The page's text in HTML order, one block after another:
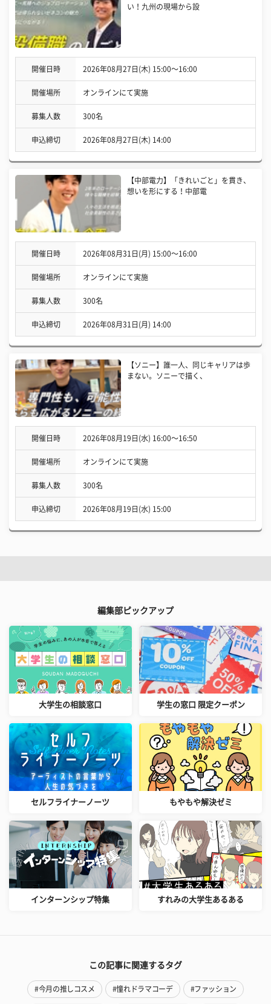
い！九州の現場から設
開催日時 2026年08月27日(木) 15:00〜16:00
開催場所 オンラインにて実施
募集人数 300名
申込締切 2026年08月27日(木) 14:00
【中部電力】「きれいごと」を貫き、
想いを形にする！中部電
開催日時 2026年08月31日(月) 15:00〜16:00
開催場所 オンラインにて実施
募集人数 300名
申込締切 2026年08月31日(月) 14:00
【ソニー】誰一人、同じキャリアは歩
まない。ソニーで描く、
開催日時 2026年08月19日(水) 16:00〜16:50
開催場所 オンラインにて実施
募集人数 300名
申込締切 2026年08月19日(水) 15:00
編集部ピックアップ
大学生の相談窓口 学生の窓口 限定クーポン
セルフライナーノーツ もやもや解決ゼミ
インターンシップ特集 すれみの大学生あるある
この記事に関連するタグ
#今月の推しコスメ #憧れドラマコーデ #ファッション